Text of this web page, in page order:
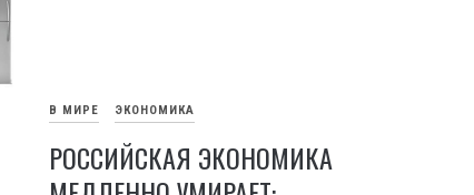
В МИРЕ ЭКОНОМИКА
РОССИЙСКАЯ ЭКОНОМИКА